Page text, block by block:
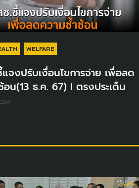
WELFARE
จงปรับเงื่อนไขการจ่าย เพื่อลด
อน(13 ธ.ค. 67) I ตรงประเด็น